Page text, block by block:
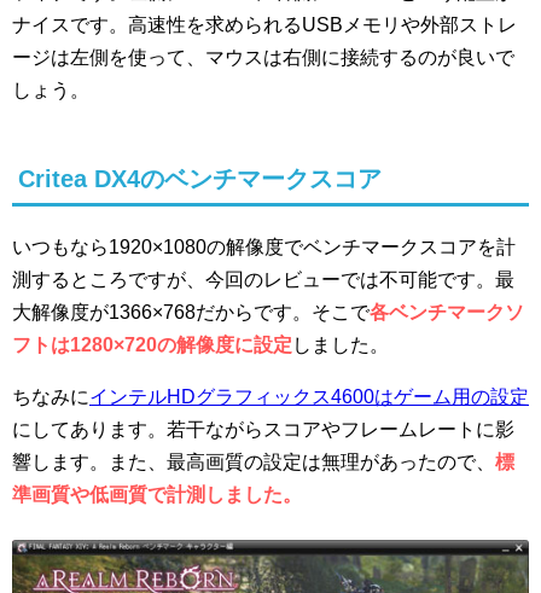
ナイスです。高速性を求められるUSBメモリや外部ストレ
ージは左側を使って、マウスは右側に接続するのが良いで
しょう。
Critea DX4のベンチマークスコア
いつもなら1920×1080の解像度でベンチマークスコアを計
測するところですが、今回のレビューでは不可能です。最
大解像度が1366×768だからです。そこで各ベンチマークソ
フトは1280×720の解像度に設定 しました。
ちなみにインテルHDグラフィックス4600はゲーム用の設定
にしてあります。若干ながらスコアやフレームレートに影
響します。また、最高画質の設定は無理があったので、 標
準画質や低画質で計測しました。